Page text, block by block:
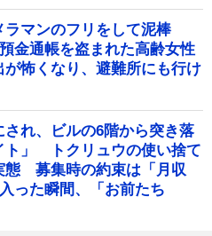
ラマンのフリをして泥棒
通帳を盗まれた高齢女性
怖くなり、避難所にも行け
され、ビルの6階から突き落
」 トクリュウの使い捨て
態 募集時の約束は「月収
った瞬間、「お前たち